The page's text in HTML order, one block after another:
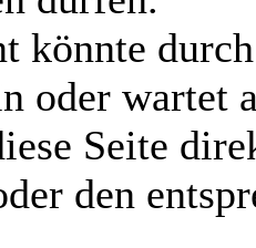
könnte
oder wartet
Seite
den